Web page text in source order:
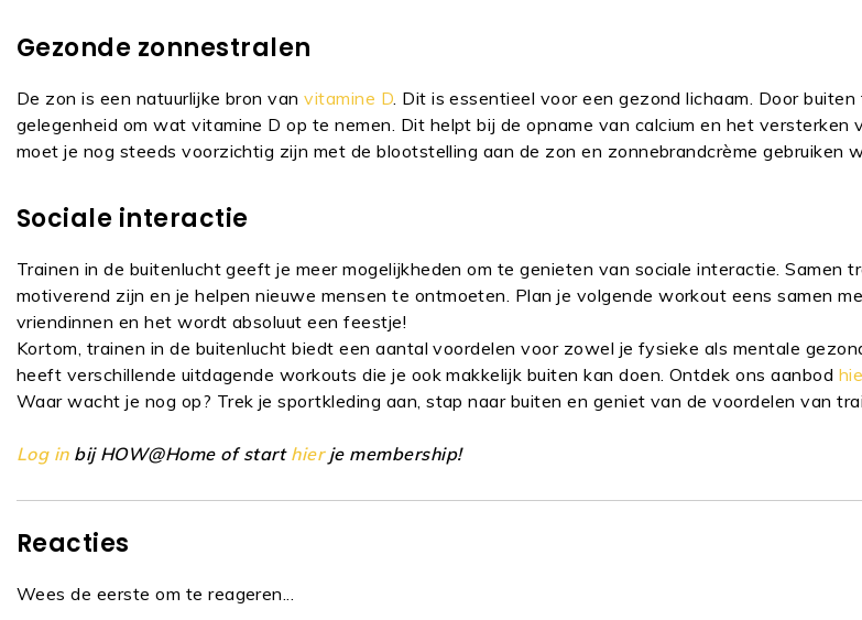
Gezonde zonnestralen
De zon is een natuurlijke bron vanvitamine D . Dit is essentieel voor een gezond lichaam. Door
gelegenheid om wat vitamine D op te nemen. Dit helpt bij de opname van calcium en het versterken
moet je nog steeds voorzichtig zijn met de blootstelling aan de zon en zonnebrandcrème gebruiken
Sociale interactie
Trainen in de buitenlucht geeft je meer mogelijkheden om te genieten van sociale interactie. Samen
motiverend zijn en je helpen nieuwe mensen te ontmoeten. Plan je volgende workout eens samen
vriendinnen en het wordt absoluut een feestje!
Kortom, trainen in de buitenlucht biedt een aantal voordelen voor zowel je fysieke als mentale
heeft verschillende uitdagende workouts die je ook makkelijk buiten kan doen. Ontdek ons aanbod
Waar wacht je nog op? Trek je sportkleding aan, stap naar buiten en geniet van de voordelen van
Log inbij HOW@Home of start hierje membership!
Reacties
Wees de eerste om te reageren...